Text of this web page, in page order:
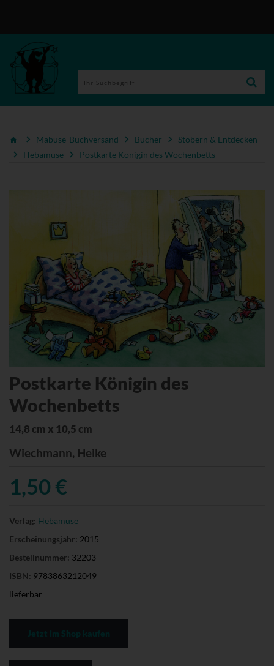
Mabuse-Buchversand Bücher
Stöbern & Entdecken
Hebamuse
Postkarte Königin des Wochenbetts
Postkarte Königin des
Wochenbetts
14,8 cm x 10,5 cm
Wiechmann, Heike
1,50 €
Verlag: Hebamuse
Erscheinungsjahr: 2015
Bestellnummer: 32203
ISBN: 9783863212049
lieferbar